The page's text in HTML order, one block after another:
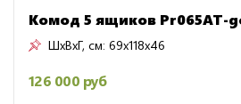
Комод 5 ящиков Pr065AT-
ШxВxГ, см: 69x118x46
126 000 руб